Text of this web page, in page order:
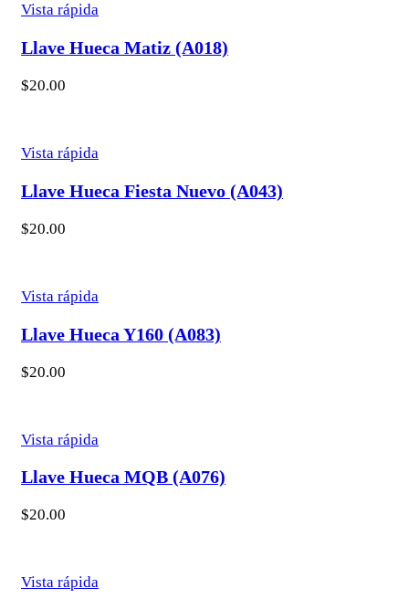
Vista rápida
Llave Hueca Matiz (A018)
$20.00
Vista rápida
Llave Hueca Fiesta Nuevo (A043)
$20.00
Vista rápida
Llave Hueca Y160 (A083)
$20.00
Vista rápida
Llave Hueca MQB (A076)
$20.00
Vista rápida